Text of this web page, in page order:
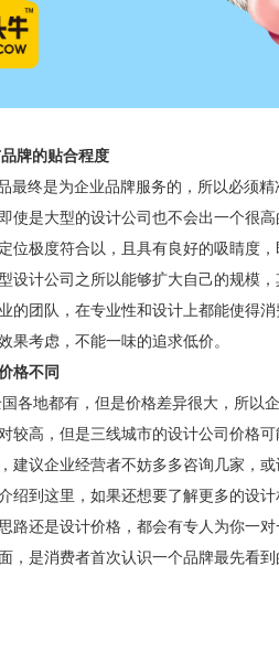
牌的贴合程度
最终是为企业品牌服务的，所以必须
使是大型的设计公司也不会出一个很
位极度符合以，且具有良好的吸睛度
设计公司之所以能够扩大自己的规模
的团队，在专业性和设计上都能使得
果考虑，不能一味的追求低价。
格不同
各地都有，但是价格差异很大，所以
较高，但是三线城市的设计公司价格
建议企业经营者不妨多多咨询几家，或
绍到这里，如果还想要了解更多的设
路还是设计价格，都会有专人为你一
，是消费者首次认识一个品牌最先看